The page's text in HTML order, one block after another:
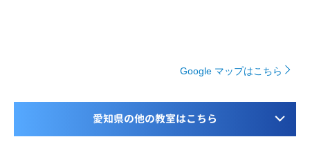
Google マップはこちら
愛知県の他の教室はこちら